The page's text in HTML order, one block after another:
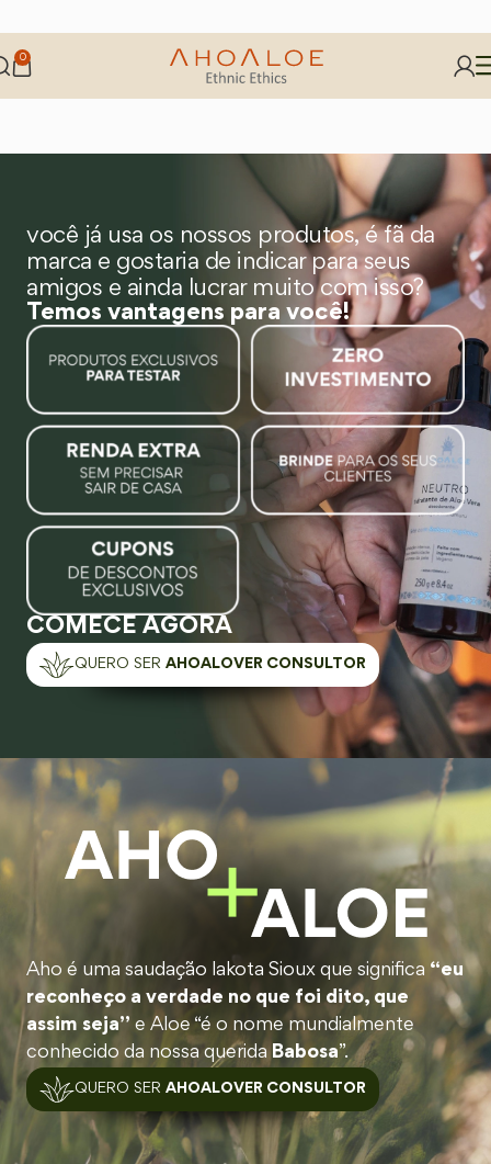
0
você já usa os nossos produtos, é fã da
marca e gostaria de indicar para seus
amigos e ainda lucrar muito com isso?
Temos vantagens para você!
COMECE AGORA
QUERO SER AHOALOVER CONSULTOR
Aho é uma saudação lakota Sioux que significa “eu
reconheço a verdade no que foi dito, que
assim seja” e Aloe “é o nome mundialmente
conhecido da nossa querida Babosa”.
QUERO SER AHOALOVER CONSULTOR